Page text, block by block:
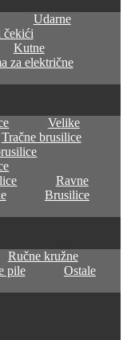
Udarne
čekići
Kutne
za električne
Velike
Tračne brusilice
Ravne
Brusilice
Ručne kružne
pile
Ostale